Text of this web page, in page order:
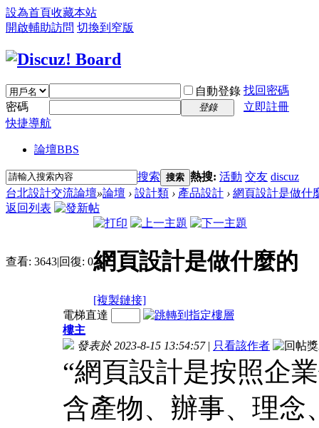
設為首頁收藏本站
開啟輔助訪問 切換到窄版
自動登錄 找回密碼
密碼
登錄
立即註冊
快捷導航
論壇BBS
搜索 搜索 熱搜: 活動 交友 discuz
台北設計交流論壇»論壇 › 設計類 › 產品設計 › 網頁設計是做什
返回列表
查看: 3643|回復: 0網頁設計是做什麼的
[複製鏈接]
電梯直達
樓主
發表於 2023-8-15 13:54:57 | 只看該作者
“網頁設計是按照企
含產物、辦事、理念